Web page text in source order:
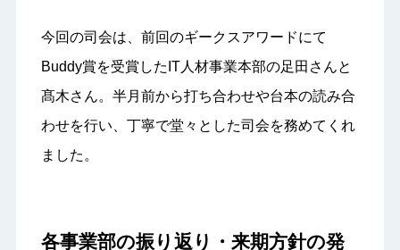
今回の司会は、前回のギークスアワードにて
Buddy賞を受賞したIT人材事業本部の足田さんと
髙木さん。半月前から打ち合わせや台本の読み合
わせを行い、丁寧で堂々とした司会を務めてくれ
ました。
各事業部の振り返り・来期方針の発